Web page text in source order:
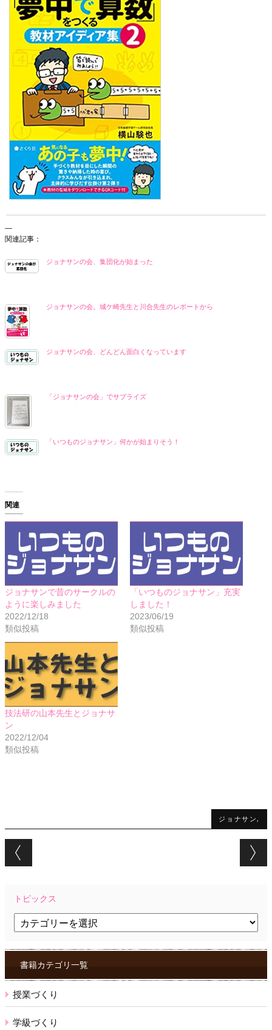
—
関連記事：
ジョナサンの会、集団化が始まった
ジョナサンの会。城ケ崎先生と川合先生のレポートから
ジョナサンの会、どんどん面白くなっています
「ジョナサンの会」でサプライズ
「いつものジョナサン」何かが始まりそう！
関連
ジョナサンで昔のサークルの
ように楽しみました
2022/12/18
類似投稿
「いつものジョナサン」充実
しました！
2023/06/19
類似投稿
技法研の山本先生とジョナサ
ン
2022/12/04
類似投稿
ジョナサン,
Post navigation
トピックス
ク
ス書籍カテゴリ一覧
授業づくり
学級づくり